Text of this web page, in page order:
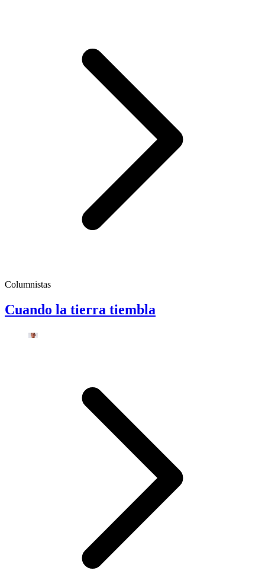
Columnistas
Cuando la tierra tiembla